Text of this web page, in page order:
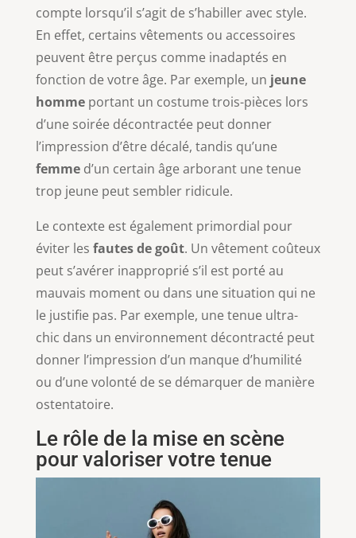
compte lorsqu’il s’agit de s’habiller avec style.
En effet, certains vêtements ou accessoires
peuvent être perçus comme inadaptés en
fonction de votre âge. Par exemple, un jeune
hommeportant un costume trois-pièces lors
d’une soirée décontractée peut donner
l’impression d’être décalé, tandis qu’une
femmed’un certain âge arborant une tenue
trop jeune peut sembler ridicule.
Le contexte est également primordial pour
éviter les fautes de goût. Un vêtement coûteux
peut s’avérer inapproprié s’il est porté au
mauvais moment ou dans une situation qui ne
le justifie pas. Par exemple, une tenue ultra-
chic dans un environnement décontracté peut
donner l’impression d’un manque d’humilité
ou d’une volonté de se démarquer de manière
ostentatoire.
Le rôle de la mise en scène
pour valoriser votre tenue